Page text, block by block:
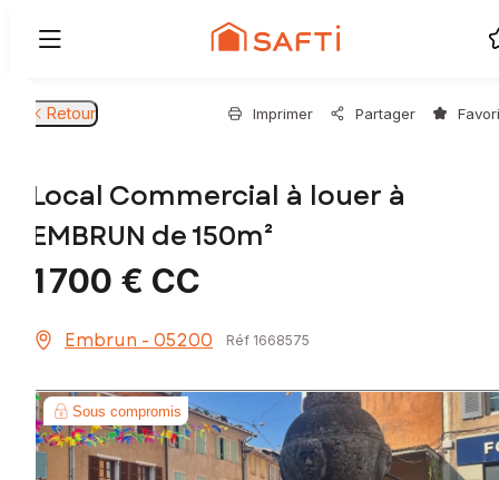
Retour Imprimer Partager
Local Commercial à louer à
EMBRUN de 150m²
1 700 € CC
Embrun - 05200 Réf 1668575
Sous compromis